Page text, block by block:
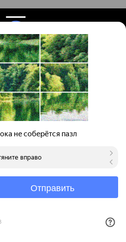
О проекте
Помощь
Карта сайта
поиска запчастей,
Все права защищены